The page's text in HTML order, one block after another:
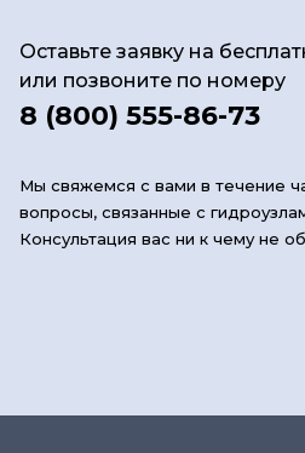
Оставьте заявку на
или позвоните по номеру
8 (800) 555-86-73
Мы свяжемся с вами в течение
вопросы, связанные с
Консультация вас ни к чему не